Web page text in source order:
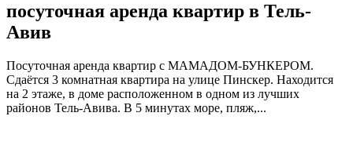
посуточная аренда квартир в Тель-
Авив
Посуточная аренда квартир с МАМАДОМ-БУНКЕРОМ.
Сдаётся 3 комнатная квартира на улице Пинскер. Находится
на 2 этаже, в доме расположенном в одном из лучших
районов Тель-Авива. В 5 минутах море, пляж,...